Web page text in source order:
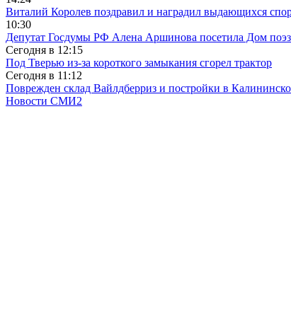
Виталий Королев поздравил и наградил выдающихся
10:30
Депутат Госдумы РФ Алена Аршинова посетила Дом
Сегодня в 12:15
Под Тверью из-за короткого замыкания сгорел трактор
Сегодня в 11:12
Поврежден склад Вайлдберриз и постройки в
Новости СМИ2